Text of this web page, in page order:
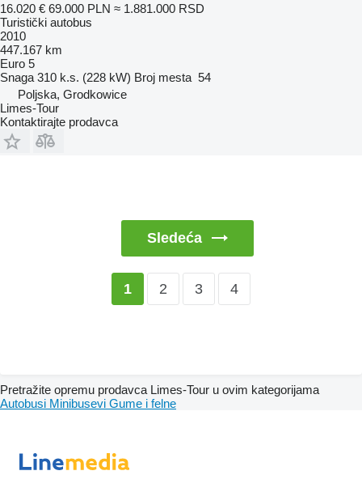
16.020 € 69.000 PLN ≈ 1.881.000 RSD
Turistički autobus
2010
447.167 km
Euro 5
Snaga 310 k.s. (228 kW) Broj mesta 54
Poljska, Grodkowice
Limes-Tour
Kontaktirajte prodavca
Sledeća
1 2 3 4
Pretražite opremu prodavca Limes-Tour u ovim kategorijama
Autobusi Minibusevi Gume i felne